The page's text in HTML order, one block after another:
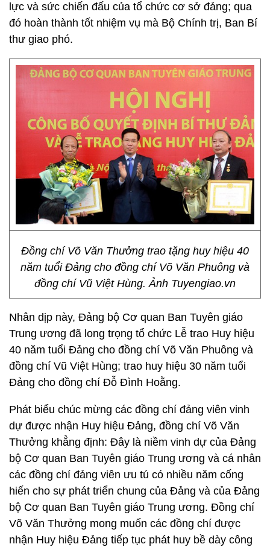
lực và sức chiến đấu của tổ chức cơ sở đảng; qua
đó hoàn thành tốt nhiệm vụ mà Bộ Chính trị, Ban Bí
thư giao phó.
Đồng chí Võ Văn Thưởng trao tặng huy hiệu 40
năm tuổi Đảng cho đồng chí Võ Văn Phuông và
đồng chí Vũ Việt Hùng. Ảnh Tuyengiao.vn
Nhân dịp này, Đảng bộ Cơ quan Ban Tuyên giáo
Trung ương đã long trọng tổ chức Lễ trao Huy hiệu
40 năm tuổi Đảng cho đồng chí Võ Văn Phuông và
đồng chí Vũ Việt Hùng; trao huy hiệu 30 năm tuổi
Đảng cho đồng chí Đỗ Đình Hoằng.
Phát biểu chúc mừng các đồng chí đảng viên vinh
dự được nhận Huy hiệu Đảng, đồng chí Võ Văn
Thưởng khẳng định: Đây là niềm vinh dự của Đảng
bộ Cơ quan Ban Tuyên giáo Trung ương và cá nhân
các đồng chí đảng viên ưu tú có nhiều năm cống
hiến cho sự phát triển chung của Đảng và của Đảng
bộ Cơ quan Ban Tuyên giáo Trung ương. Đồng chí
Võ Văn Thưởng mong muốn các đồng chí được
nhận Huy hiệu Đảng tiếp tục phát huy bề dày công